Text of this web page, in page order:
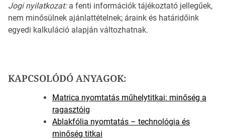
Jogi nyilatkozat:a fenti információk tájékoztató jellegűek,
nem minősülnek ajánlattételnek; áraink és határidőink
egyedi kalkuláció alapján változhatnak.
KAPCSOLÓDÓ ANYAGOK:
Matrica nyomtatás műhelytitkai: minőség a
ragasztóig
Ablakfólia nyomtatás – technológia és
minőség titkai